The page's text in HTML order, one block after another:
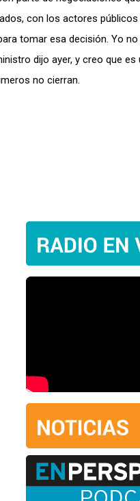
con los actores
tomar esa decisión. Yo
dijo ayer, y creo que
no cierran.